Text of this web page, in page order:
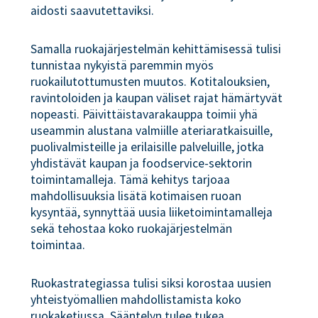
aidosti saavutettaviksi.
Samalla ruokajärjestelmän kehittämisessä tulisi
tunnistaa nykyistä paremmin myös
ruokailutottumusten muutos. Kotitalouksien,
ravintoloiden ja kaupan väliset rajat hämärtyvät
nopeasti. Päivittäistavarakauppa toimii yhä
useammin alustana valmiille ateriaratkaisuille,
puolivalmisteille ja erilaisille palveluille, jotka
yhdistävät kaupan ja foodservice-sektorin
toimintamalleja. Tämä kehitys tarjoaa
mahdollisuuksia lisätä kotimaisen ruoan
kysyntää, synnyttää uusia liiketoimintamalleja
sekä tehostaa koko ruokajärjestelmän
toimintaa.
Ruokastrategiassa tulisi siksi korostaa uusien
yhteistyömallien mahdollistamista koko